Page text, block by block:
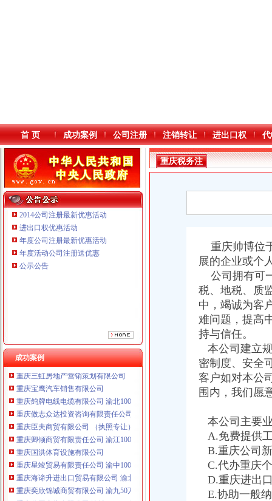
本站导航
首 页 成功案例 公司注册 注销转让 进出口权
2014公司注册最新优惠活动
进出口权优惠活动
年度公司注册最新优惠活动
年度活动公司注册送优惠
公示公告
成功案例
重庆鸽牌电线电缆有限公司 渝北10010万 (进出口权)
重庆傲志众达投资咨询有限责任公司 渝九1000万 （增资）
重庆海谛升进出口贸易有限公司 渝北100万 （进出口权）
重庆奕欣锦诚商贸有限公司 渝九50万 （工商注册）
重庆信同广告有限公司 渝沙50万 （工商注册）
重庆三虹房地产营销策划有限公司
重庆宝鹰汽车销售有限公司
重庆鸽牌电线电缆有限公司 渝北10010万 (进出口权)
重庆傲志众达投资咨询有限责任公司 渝九1000万 （增资）
重庆臣夫商贸有限公司 （执照专让）
重庆卿倾商贸有限责任公司 渝江100万 （工商注册）
重庆国洪体育设施有限公司
重庆星竣贸易有限责任公司 渝中100万 （进出口权）
重庆海谛升进出口贸易有限公司 渝北100万 （进出口权）
重庆奕欣锦诚商贸有限公司 渝九50万 （工商注册）
重庆信同广告有限公司 渝沙50万 （工商注册）
重庆税务注
销
重庆帅博位
展的企业或个
公司拥有可
税、地税、质
中，竭诚为客
难问题，提高
持与信任。
本公司建立
密制度、安全
客户如对本公
围内，我们愿
本公司主要
A.免费提供
B.重庆公司
C.代办重庆
D.重庆进出
E.协助一般